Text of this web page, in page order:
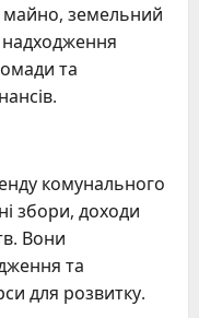
майно, земельний
надходження
та
комунального
збори, доходи
Вони
та
для розвитку.